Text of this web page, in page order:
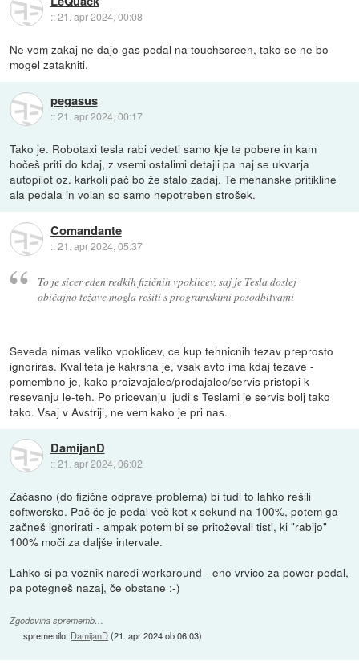
::21. apr 2024, 00:08
Ne vem zakaj ne dajo gas pedal na touchscreen, tako se ne bo
mogel zatakniti.
pegasus
::21. apr 2024, 00:17
Tako je. Robotaxi tesla rabi vedeti samo kje te pobere in kam
hočeš priti do kdaj, z vsemi ostalimi detajli pa naj se ukvarja
autopilot oz. karkoli pač bo že stalo zadaj. Te mehanske pritikline
ala pedala in volan so samo nepotreben strošek.
Comandante
::21. apr 2024, 05:37
To je sicer eden redkih fizičnih vpoklicev, saj je Tesla doslej
običajno težave mogla rešiti s programskimi posodbitvami
Seveda nimas veliko vpoklicev, ce kup tehnicnih tezav preprosto
ignoriras. Kvaliteta je kakrsna je, vsak avto ima kdaj tezave -
pomembno je, kako proizvajalec/prodajalec/servis pristopi k
resevanju le-teh. Po pricevanju ljudi s Teslami je servis bolj tako
tako. Vsaj v Avstriji, ne vem kako je pri nas.
DamijanD
::21. apr 2024, 06:02
Začasno (do fizične odprave problema) bi tudi to lahko rešili
softwersko. Pač če je pedal več kot x sekund na 100%, potem ga
začneš ignorirati - ampak potem bi se pritoževali tisti, ki "rabijo"
100% moči za daljše intervale.
Lahko si pa voznik naredi workaround - eno vrvico za power pedal,
pa potegneš nazaj, če obstane :-)
Zgodovina sprememb…
spremenilo: DamijanD(21. apr 2024 ob 06:03)